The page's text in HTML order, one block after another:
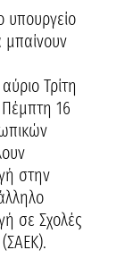
υπουργείο
μπαίνουν
Τρίτη
16
στην
σε Σχολές